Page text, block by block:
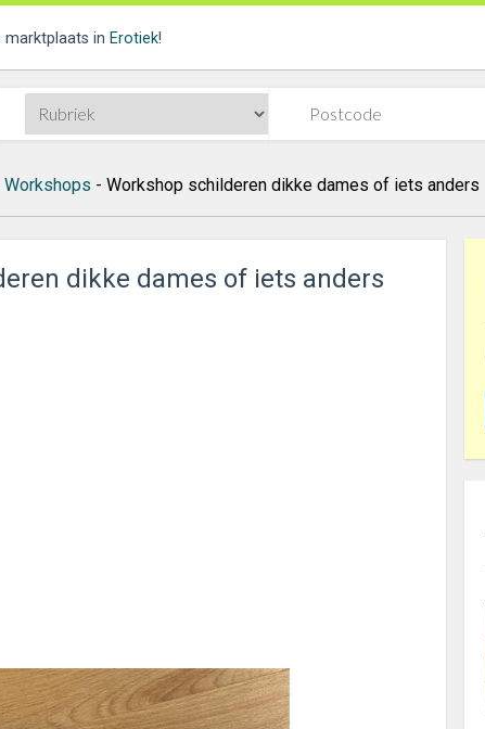
in Erotiek!
Workshops - Workshop schilderen dikke dames of iets anders
dikke dames of iets anders